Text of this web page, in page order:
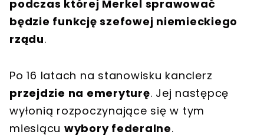
podczas której Merkel sprawować
będzie funkcję szefowej niemieckiego
rządu.
Po 16 latach na stanowisku kanclerz
przejdzie na emeryturę. Jej następcę
wyłonią rozpoczynające się w tym
miesiącu wybory federalne.